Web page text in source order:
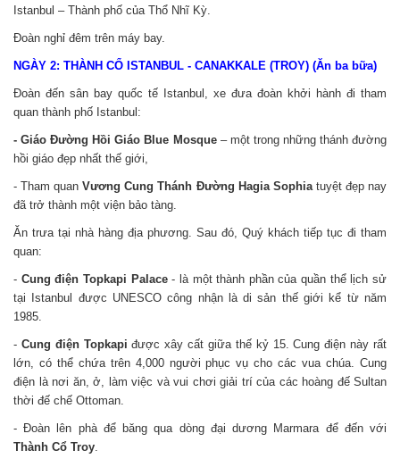
Istanbul – Thành phố của Thổ Nhĩ Kỳ.
Đoàn nghỉ đêm trên máy bay.
NGÀY 2: THÀNH CỔ ISTANBUL - CANAKKALE (TROY) (Ăn ba bữa)
Đoàn đến sân bay quốc tế Istanbul, xe đưa đoàn khởi hành đi tham
quan thành phố Istanbul:
- Giáo Đường Hồi Giáo Blue Mosque– một trong những thánh đường
hồi giáo đẹp nhất thế giới,
- Tham quanVương Cung Thánh Đường Hagia Sophiatuyệt đẹp nay
đã trở thành một viện bảo tàng.
Ăn trưa tại nhà hàng địa phương. Sau đó, Quý khách tiếp tục đi tham
quan:
- Cung điện Topkapi Palace- là một thành phần của quần thể lịch sử
tại Istanbul được UNESCO công nhận là di sản thế giới kể từ năm
1985.
- Cung điện Topkapi được xây cất giữa thế kỷ 15. Cung điện này rất
lớn, có thể chứa trên 4,000 người phục vụ cho các vua chúa. Cung
điện là nơi ăn, ở, làm việc và vui chơi giải trí của các hoàng đế Sultan
thời đế chế Ottoman.
- Đoàn lên phà để băng qua dòng đại dương Marmara để đến với
Thành Cổ Troy.